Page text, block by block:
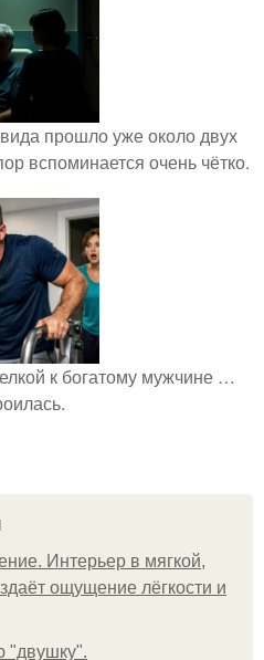
прошло уже около двух
вспоминается очень чётко.
к богатому мужчине …
Интерьер в мягкой,
ощущение лёгкости и
"двушку".